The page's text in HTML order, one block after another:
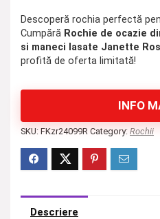
Descoperă rochia perfectă
Cumpără Rochie de ocazie
si maneci lasate Janette
profită de oferta limitată!
INFO
SKU: FKzr24099R Category: Rochii
Descriere